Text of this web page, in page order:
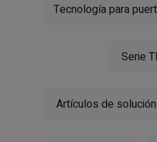
Tecnología para
Serie
Artículos de